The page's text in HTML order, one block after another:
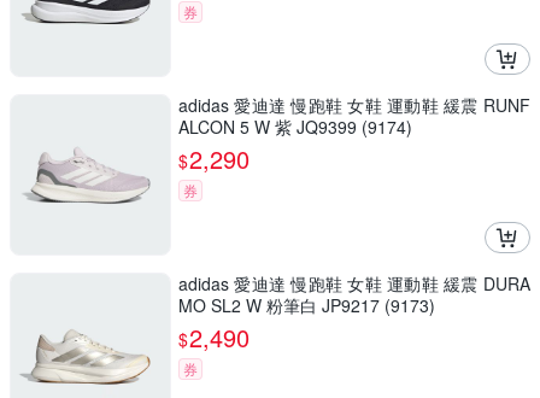
券
adidas 愛迪達 慢跑鞋 女鞋 運動鞋 緩震 RUNF
ALCON 5 W 紫 JQ9399 (9174)
$2,290
券
adidas 愛迪達 慢跑鞋 女鞋 運動鞋 緩震 DURA
MO SL2 W 粉筆白 JP9217 (9173)
$2,490
券